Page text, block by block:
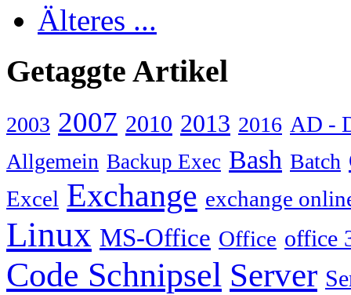
Älteres ...
Getaggte Artikel
2003 2007 2010 2013 2016 AD -
Allgemein Backup Exec Bash Batch
Excel Exchange exchange
Linux MS-Office Office office
Code Schnipsel Server